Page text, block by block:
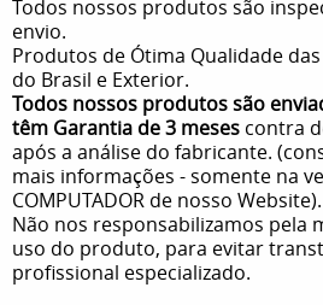
Todos nossos produtos são
envio.
Produtos de Ótima Qualidade
do Brasil e Exterior.
Todos nossos produtos são
têm Garantia de 3 meses contra
após a análise do fabricante.
mais informações - somente na
COMPUTADOR de nosso Website).
Não nos responsabilizamos pela
uso do produto, para evitar
profissional especializado.